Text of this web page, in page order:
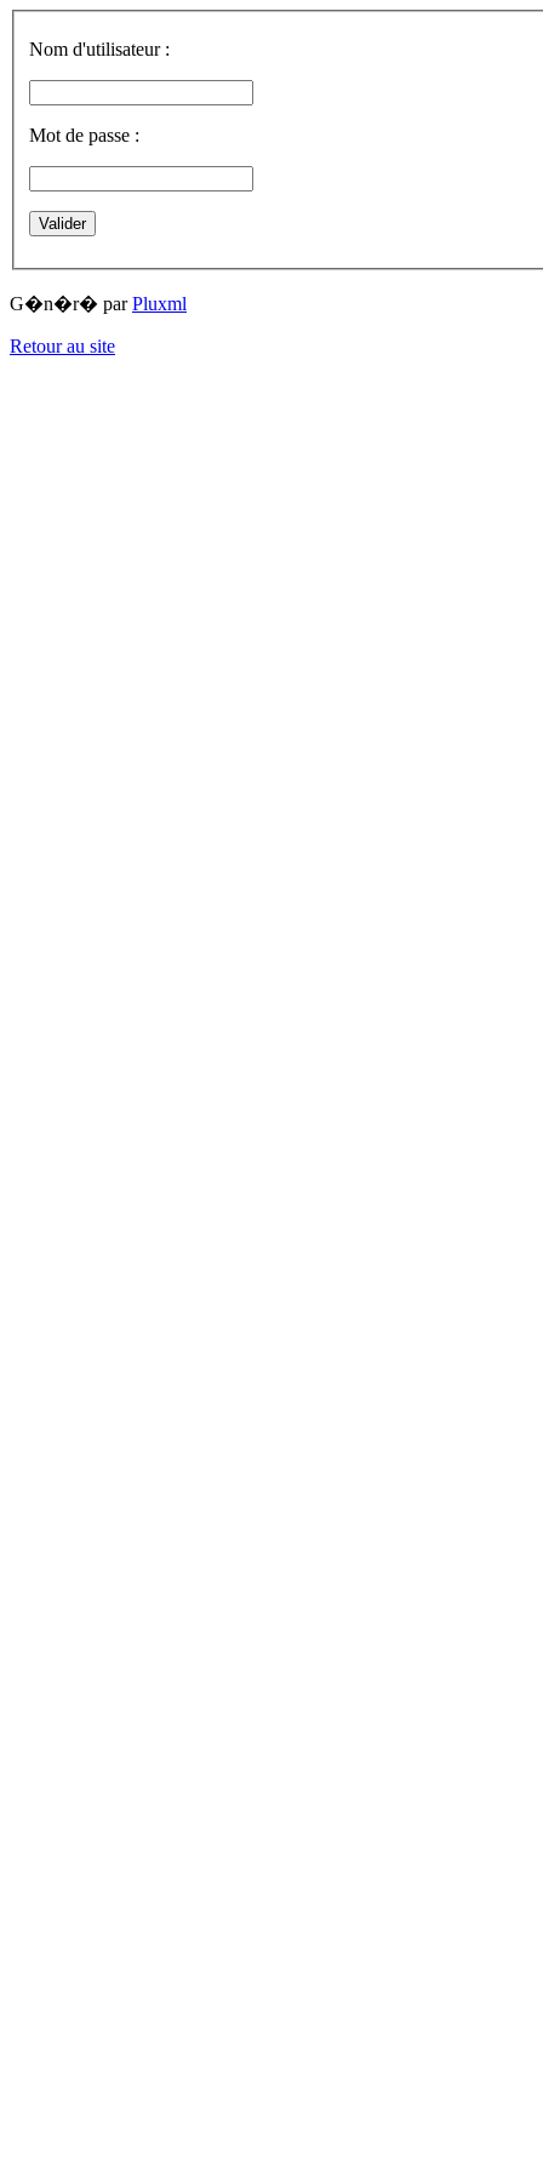
Nom d'utilisateur :
Mot de passe :
G�n�r� parPluxml
Retour au site